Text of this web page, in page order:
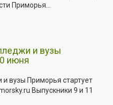
Приморья...
и вузы
июня
вузы Приморья стартует
Выпускники 9 и 11